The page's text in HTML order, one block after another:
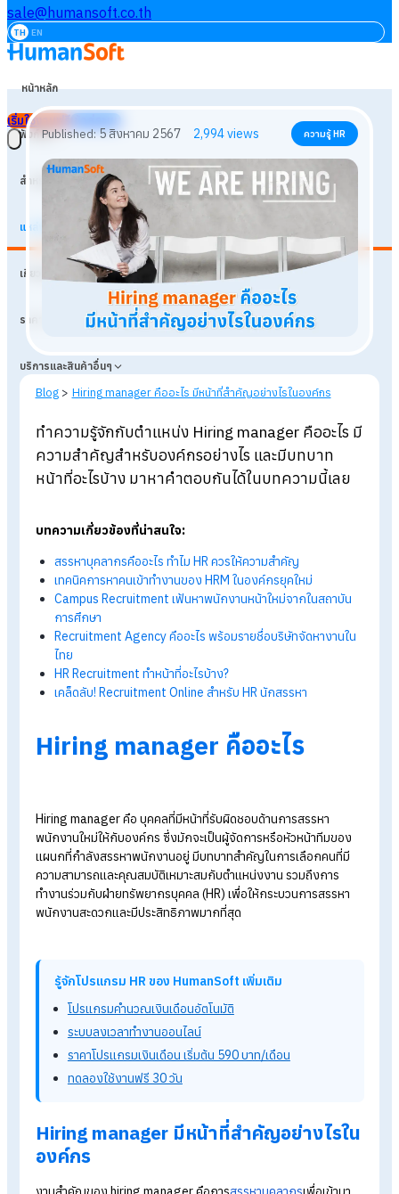
sale@humansoft.co.th
TH EN
หน้าหลัก
ฟังก์ชัน
สำหรับธุรกิจ
แหล่งเรียนรู้
เกี่ยวกับเรา
ราคา
บริการและสินค้าอื่นๆ
เริ่มใช้งานฟรี
Published:5 สิงหาคม 2567 2,994views
Blog > Hiring manager คืออะไร มีหน้าที่สำคัญอย่างไรในองค์กร
ทำความรู้จักกับตำแหน่ง Hiring managerคืออะไ
ความสำคัญสำหรับองค์กรอย่างไร และมีบทบาท
หน้าที่อะไรบ้าง มาหาคำตอบกันได้ในบทความนี้เล
สรรหาบุคลากรคืออะไร ทำไม HR ควรให้ความสำคัญ
การศึกษา
Recruitment Agencyคืออะไร พร้อมรายชื่อบริษัทจัดหางาน
ไทย
HR Recruitment ทำหน้าที่อะไรบ้าง?
เคล็ดลับ! Recruitment Online
Hiring manager คืออะไร
Hiring manager คือ บุคคลที่มีหน้าที่รับผิดชอบด้านการสรรหา
พนักงานใหม่ให้กับองค์กร ซึ่งมักจะเป็นผู้จัดการหรือหัวหน้าทีมขอ
ทำงานร่วมกับฝ่ายทรัพยากรบุคคล (HR)เพื่อให้กระบวนการสรรหา
พนักงานสะดวกและมีประสิทธิภาพมากที่สุด